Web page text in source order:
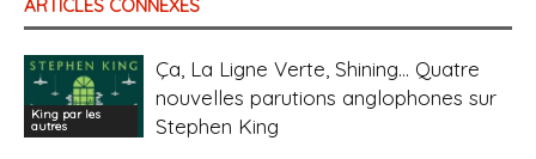
ARTICLES CONNEXES
King par les
autres
Ça, La Ligne Verte, Shining… Quatre
nouvelles parutions anglophones sur
Stephen King